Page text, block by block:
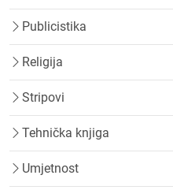
Publicistika
Religija
Stripovi
Tehnička knjiga
Umjetnost